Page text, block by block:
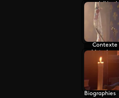
médiéval
Contexte
historique
Biographies